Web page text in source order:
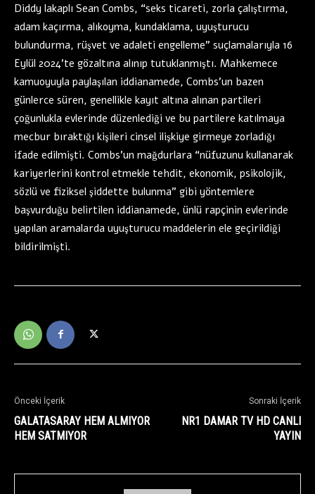
Diddy lakaplı Sean Combs, “seks ticareti, zorla çalıştırma,
adam kaçırma, alıkoyma, kundaklama, uyuşturucu
bulundurma, rüşvet ve adaleti engelleme” suçlamalarıyla 16
Eylül 2024’te gözaltına alınıp tutuklanmıştı. Mahkemece
kamuoyuyla paylaşılan iddianamede, Combs’un bazen
günlerce süren, genellikle kayıt altına alınan partileri
çoğunlukla evlerinde düzenlediği ve bu partilere katılmaya
mecbur bıraktığı kişileri cinsel ilişkiye girmeye zorladığı
ifade edilmişti. Combs’un mağdurlara “nüfuzunu kullanarak
kariyerlerini kontrol etmekle tehdit, ekonomik, psikolojik,
sözlü ve fiziksel şiddette bulunma” gibi yöntemlere
başvurduğu belirtilen iddianamede, ünlü rapçinin evlerinde
yapılan aramalarda uyuşturucu maddelerin ele geçirildiği
bildirilmişti.
Önceki İçerik
GALATASARAY HEM ALMIYOR
HEM SATMIYOR
Sonraki İçerik
NR1 DAMAR TV HD CANLI
YAYIN